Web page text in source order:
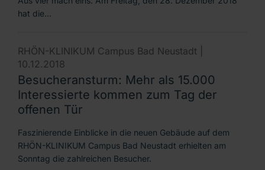
hat die…
RHÖN-KLINIKUM Campus Bad Neustadt |
10.12.2018
Besucheransturm: Mehr als 15.000
Interessierte kommen zum Tag der
offenen Tür
Faszinierende Einblicke in die neuen Gebäude auf dem
RHÖN-KLINIKUM Campus Bad Neustadt erhielten am
Sonntag die zahlreichen Besucher.